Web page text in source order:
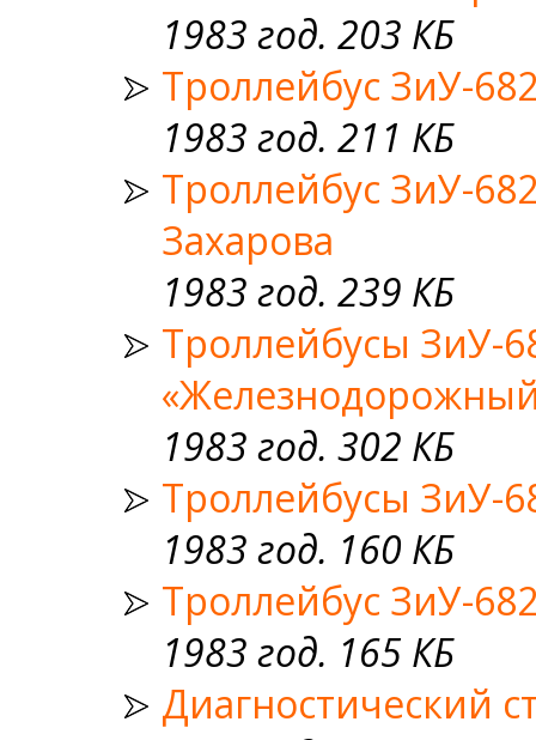
1983 год. 203 КБ
Троллейбус ЗиУ-
1983 год. 211 КБ
Троллейбус ЗиУ-
Захарова
1983 год. 239 КБ
Троллейбусы ЗиУ-
1983 год. 302 КБ
Троллейбусы ЗиУ-
1983 год. 160 КБ
Троллейбус ЗиУ-
1983 год. 165 КБ
Диагностический